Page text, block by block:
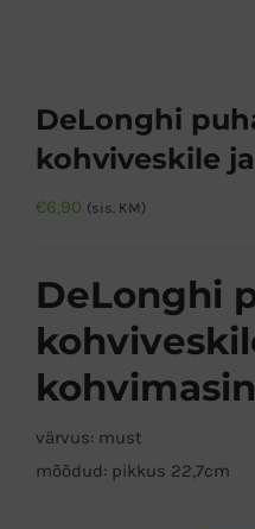
DeLonghi
kohviveskile
€6,90 (sis. KM)
DeLonghi
värvus: must
mõõdud: pikkus 22,7cm